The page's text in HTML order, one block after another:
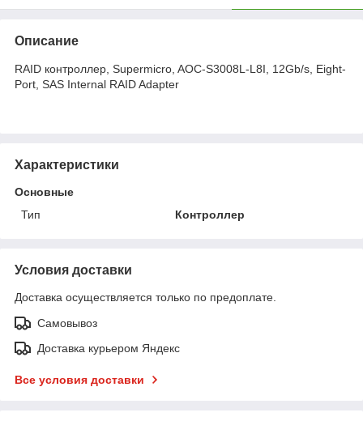
Описание
RAID контроллер, Supermicro, AOC-S3008L-L8I, 12Gb/s, Eight-
Port, SAS Internal RAID Adapter
Характеристики
Основные
Тип
Контроллер
Условия доставки
Доставка осуществляется только по предоплате.
Самовывоз
Доставка курьером Яндекс
Все условия доставки